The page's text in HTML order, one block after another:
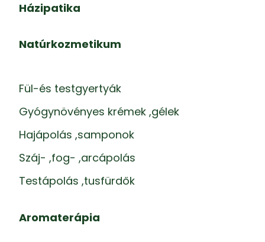
Házipatika
Natúrkozmetikum
Fül-és testgyertyák
Gyógynövényes krémek ,gélek
Hajápolás ,samponok
Száj- ,fog- ,arcápolás
Testápolás ,tusfürdők
Aromaterápia